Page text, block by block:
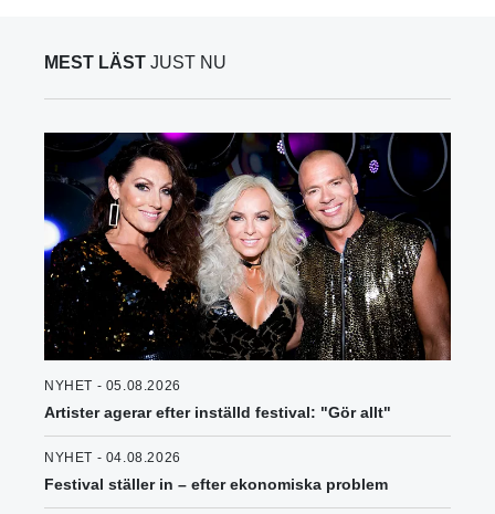
MEST LÄST JUST NU
NYHET - 05.08.2026
Artister agerar efter inställd festival: "Gör allt"
NYHET - 04.08.2026
Festival ställer in – efter ekonomiska problem